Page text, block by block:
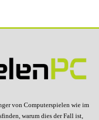
von Computerspielen wie im
warum dies der Fall ist,